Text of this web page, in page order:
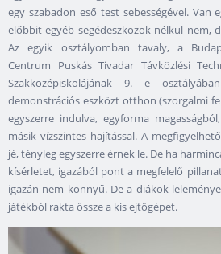
egy szabadon eső test sebességével. Van
előbbit egyéb segédeszközök nélkül nem,
Az egyik osztályomban tavaly, a
Centrum Puskás Tivadar Távközlési
Szakközépiskolájának 9. e
demonstrációs eszközt otthon (szorgalmi
egyszerre indulva, egyforma
másik vízszintes hajítással. A
jé, tényleg egyszerre érnek le. De ha
kísérletet, igazából pont a megfelelő
igazán nem könnyű. De a diákok
játékból rakta össze a kis ejtőgépet.